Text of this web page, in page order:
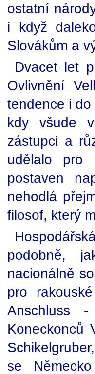
ostatní
i když
Slovákům a
Dvacet let
Ovlivnění
tendence i
kdy všude v
zástupci a
udělalo pro
postaven
nehodlá
filosof, který
podobně,
nacionálně
pro
Anschluss
Koneckonců
se